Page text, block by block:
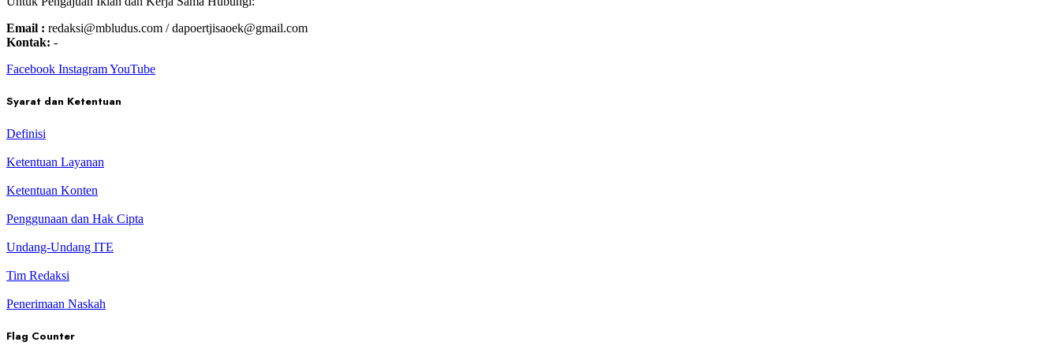
Email : redaksi@mbludus.com / dapoertjisaoek@gmail.com
Kontak: -
Facebook InstagramYouTube
Syarat dan Ketentuan
Definisi
Ketentuan Layanan
Ketentuan Konten
Penggunaan dan Hak Cipta
Undang-Undang ITE
Tim Redaksi
Penerimaan Naskah
Flag Counter